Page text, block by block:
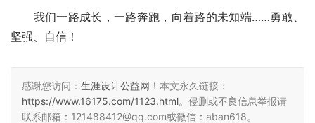
我们一路成长，一路奔跑，向着路的未知端……勇敢、
坚强、自信！
感谢您访问： 生涯设计公益网 ！本文永久链接：
https://www.16175.com/1123.html。侵删或不良信息举报请
联系邮箱：121488412@qq.com或微信：aban618。